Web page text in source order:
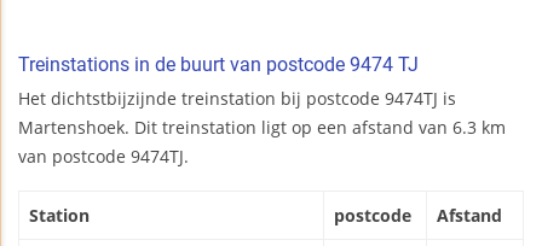
Treinstations in de buurt van postcode 9474 TJ
Het dichtstbijzijnde treinstation bij postcode 9474TJ is
Martenshoek. Dit treinstation ligt op een afstand van 6.3 km
van postcode 9474TJ.
Station postcode Afstand